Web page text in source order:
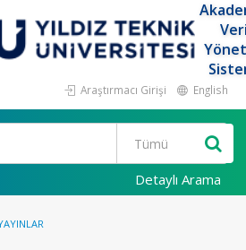
Araştırmacı Girişi English
Detaylı Arama